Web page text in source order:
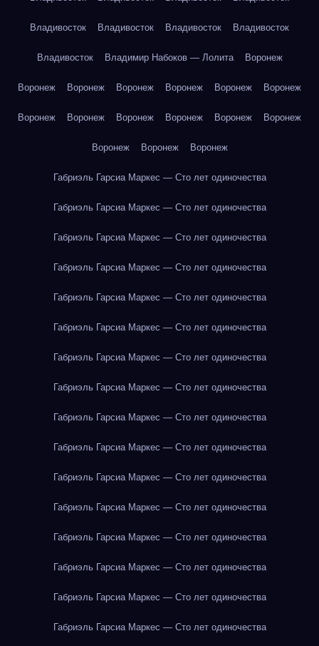
Владивосток Владивосток Владивосток Владивосток
Владивосток Владимир Набоков — Лолита Воронеж
Воронеж Воронеж Воронеж Воронеж Воронеж Воронеж
Воронеж Воронеж Воронеж Воронеж Воронеж Воронеж
Воронеж Воронеж Воронеж
Габриэль Гарсиа Маркес — Сто лет одиночества
Габриэль Гарсиа Маркес — Сто лет одиночества
Габриэль Гарсиа Маркес — Сто лет одиночества
Габриэль Гарсиа Маркес — Сто лет одиночества
Габриэль Гарсиа Маркес — Сто лет одиночества
Габриэль Гарсиа Маркес — Сто лет одиночества
Габриэль Гарсиа Маркес — Сто лет одиночества
Габриэль Гарсиа Маркес — Сто лет одиночества
Габриэль Гарсиа Маркес — Сто лет одиночества
Габриэль Гарсиа Маркес — Сто лет одиночества
Габриэль Гарсиа Маркес — Сто лет одиночества
Габриэль Гарсиа Маркес — Сто лет одиночества
Габриэль Гарсиа Маркес — Сто лет одиночества
Габриэль Гарсиа Маркес — Сто лет одиночества
Габриэль Гарсиа Маркес — Сто лет одиночества
Габриэль Гарсиа Маркес — Сто лет одиночества